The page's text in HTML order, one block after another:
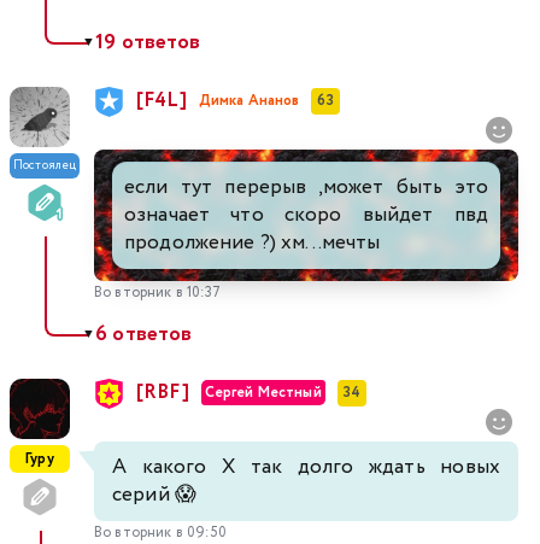
▼19 ответов
Постоялец
[F4L] Димка Ананов 63
если тут перерыв ,может быть это
означает что скоро выйдет пвд
продолжение ?) хм...мечты
Во вторник в 10:37
▼6 ответов
Гуру
[RBF] Сергей Местный 34
А какого Х так долго ждать новых
серий 😱
Во вторник в 09:50